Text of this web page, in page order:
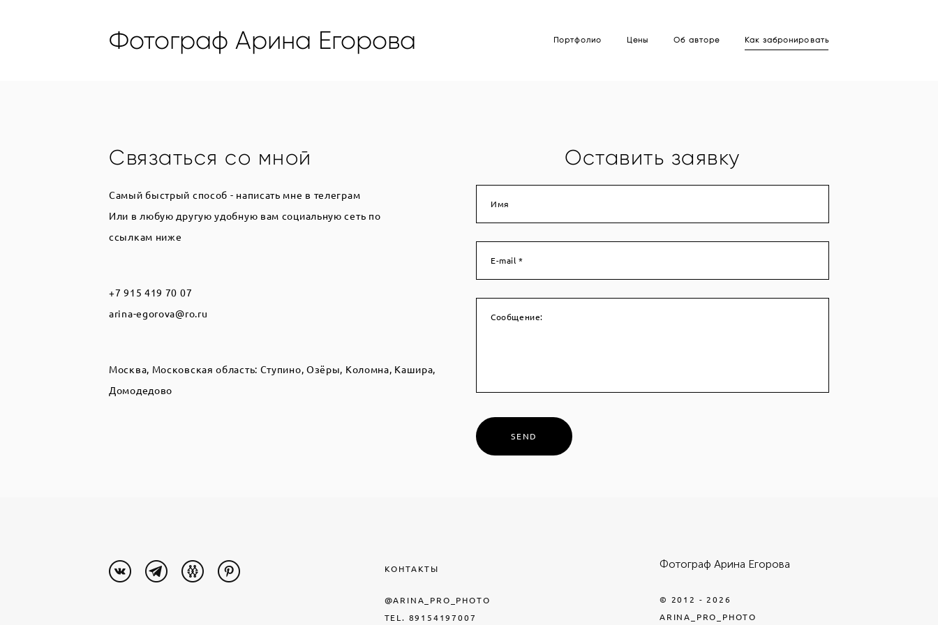
Фотограф Арина Егорова Портфолио Цены Об авторе Как забронировать
Связаться со мной
Самый быстрый способ - написать мне в телеграм
Или в любую другую удобную вам социальную сеть по
ссылкам ниже
+7 915 419 70 07
arina-egorova@ro.ru
Москва, Московская область: Ступино, Озёры, Коломна, Кашира,
Домодедово
Оставить заявку
Имя
E-mail *
Сообщение:
SEND
КОНТАКТЫ
@ARINA_PRO_PHOTO
TEL. 89154197007
Фотограф Арина Егорова
© 2012 - 2026
ARINA_PRO_PHOTO